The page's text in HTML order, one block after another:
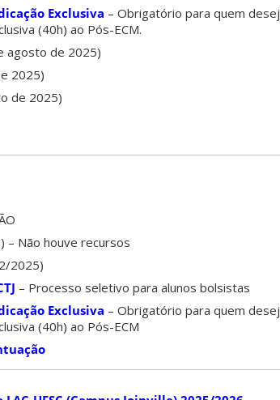
Exclusiva – Obrigatório para quem
(40h) ao Pós-ECM.
agosto de 2025)
2025)
de 2025)
– Não houve recursos
2025)
– Processo seletivo para alunos bolsistas
Exclusiva – Obrigatório para quem
(40h) ao Pós-ECM